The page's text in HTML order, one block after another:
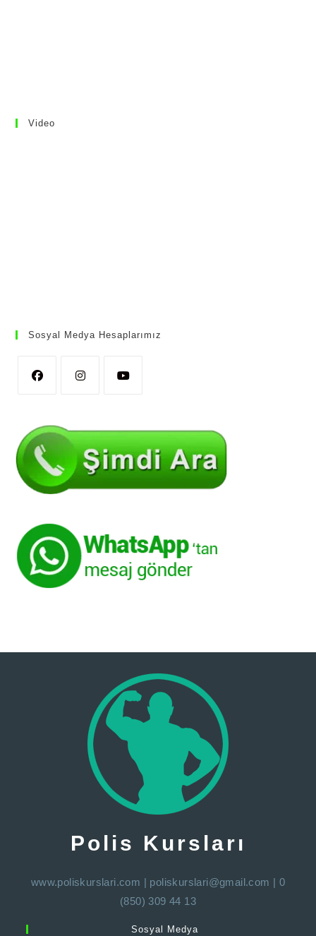
Video
Sosyal Medya Hesaplarımız
Polis Kursları
www.poliskurslari.com | poliskurslari@gmail.com | 0
(850) 309 44 13
Sosyal Medya